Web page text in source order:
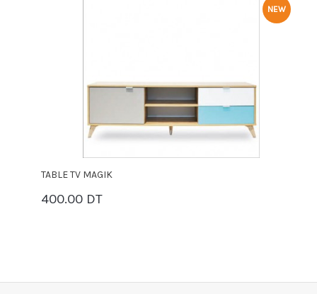
NEW
TABLE TV MAGIK
400.00 DT
PANIER